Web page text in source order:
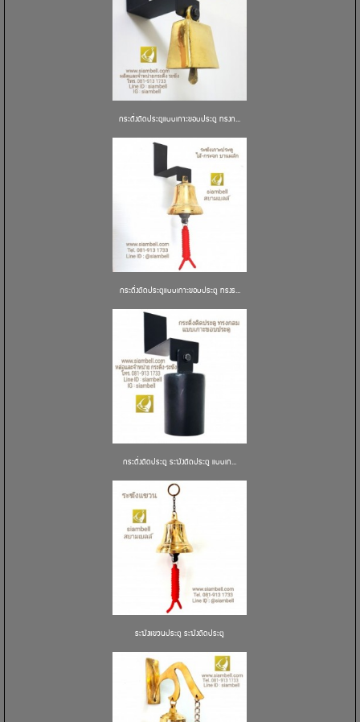
กระดิ่งติดประตูแบบเกาะขอบประตู ทรงก...
กระดิ่งติดประตูแบบเกาะขอบประตู ทรงร...
กระดิ่งติดประตู ระฆังติดประตู แบบเก...
ระฆังแขวนประตู ระฆังติดประตู